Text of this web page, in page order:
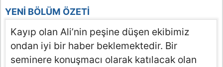
YENI BÖLÜM ÖZETI
Kayıp olan Ali’nin peşine düşen ekibimiz
ondan iyi bir haber beklemektedir. Bir
seminere konuşmacı olarak katılacak olan